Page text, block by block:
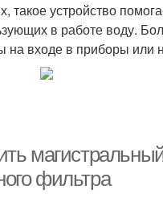
такое устройство
в работе воду.
на входе в приборы или
фильтра